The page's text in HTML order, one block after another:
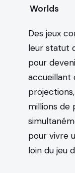
Worlds
Des jeux
leur statut
pour
accueillant
millions de
pour vivre
loin du jeu